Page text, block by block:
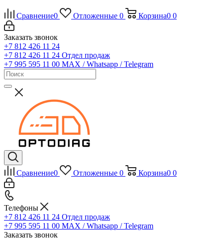
Сравнение0 Отложенные 0 Корзина0 0
Заказать звонок
+7 812 426 11 24
+7 812 426 11 24 Отдел продаж
+7 995 595 11 00 MAX / Whatsapp / Telegram
Сравнение0 Отложенные 0 Корзина0 0
Телефоны
+7 812 426 11 24 Отдел продаж
+7 995 595 11 00 MAX / Whatsapp / Telegram
Заказать звонок